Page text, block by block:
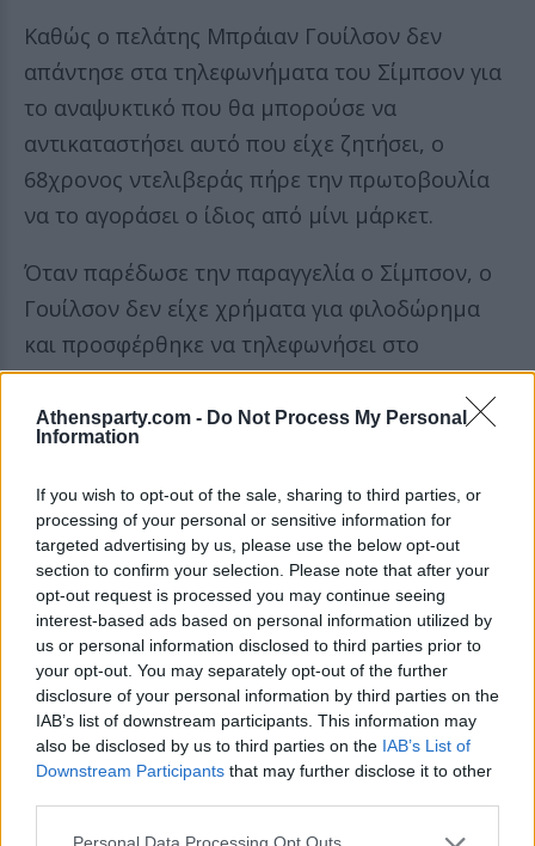
Athensparty.com - Do Not Process My Personal
Information
If you wish to opt-out of the sale, sharing to third parties, or
processing of your personal or sensitive information for
targeted advertising by us, please use the below opt-out
section to confirm your selection. Please note that after your
opt-out request is processed you may continue seeing
interest-based ads based on personal information utilized by
us or personal information disclosed to third parties prior to
your opt-out. You may separately opt-out of the further
disclosure of your personal information by third parties on the
IAB’s list of downstream participants. This information may
also be disclosed by us to third parties on the IAB’s List of
Downstream Participants that may further disclose it to other
Καθώς ο πελάτης Μπράιαν Γουίλσον δεν
απάντησε στα τηλεφωνήματα του Σίμπσον για
το αναψυκτικό που θα μπορούσε να
αντικαταστήσει αυτό που είχε ζητήσει, ο
68χρονος ντελιβεράς πήρε την πρωτοβουλία
να το αγοράσει ο ίδιος από μίνι μάρκετ.
Όταν παρέδωσε την παραγγελία ο Σίμπσον, ο
Γουίλσον δεν είχε χρήματα για φιλοδώρημα
και προσφέρθηκε να τηλεφωνήσει στο
κατάστημα αλλά ο 68χρονος το αρνήθηκε.
Η κίνηση, όμως, του Σίμπσον, ο οποίος
αντιμετωπίζει οικονομικές δυσκολίες,
συγκίνησε τον Γουίλσον ο οποίος ξεκίνησε ένα
GoFundMe για να τον βοηθήσει με στόχο τα
45.000 δολάρια σε οκτώ ημέρες.
@katey_93When Domino’s is out of
Diet Coke, but your delivery driver
stops at the store to get it for you.
Dan, you went above and beyond